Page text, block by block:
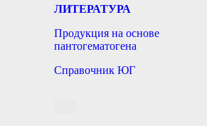
ЛИТЕРАТУРА
Продукция на основе
пантогематогена
Справочник ЮГ